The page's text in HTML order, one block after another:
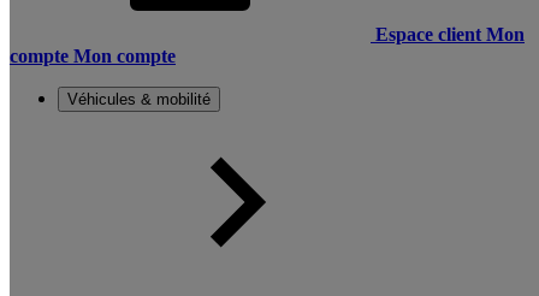
Espace client Mon
compte Mon compte
Véhicules & mobilité